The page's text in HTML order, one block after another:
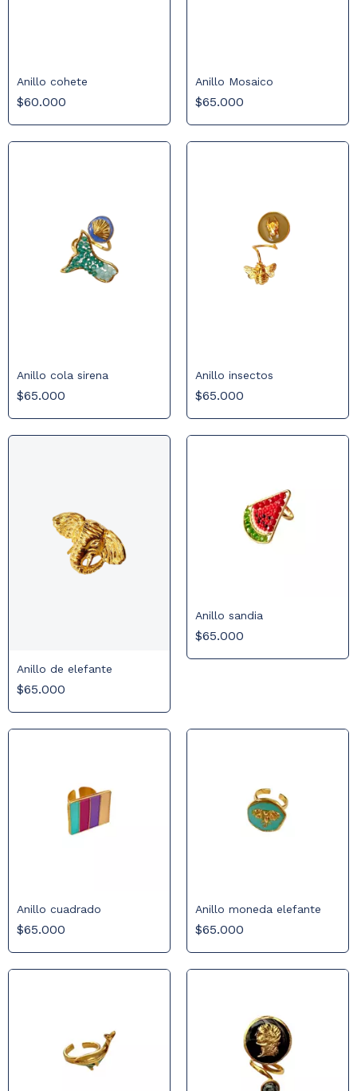
Anillo cohete
$60.000
Anillo Mosaico
$65.000
Anillo cola sirena
$65.000
Anillo insectos
$65.000
Anillo de elefante
$65.000
Anillo sandia
$65.000
Anillo cuadrado
$65.000
Anillo moneda elefante
$65.000